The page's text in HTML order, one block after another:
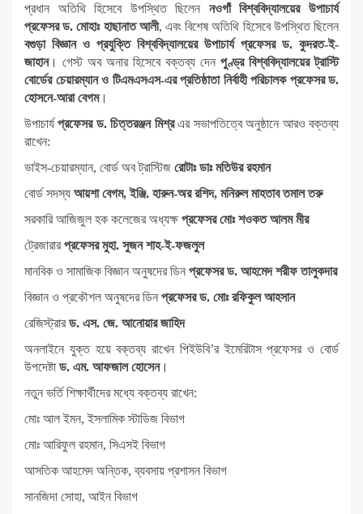
প্রধান অতিথি হিসেবে উপস্থিত ছিলেন নওগাঁ বিশ্ববিদ্যালয়ের উপাচার্য
প্রফেসর ড. মোহাঃ হাছানাত আলী, এবং বিশেষ অতিথি হিসেবে উপস্থিত ছিলেন
বগুড়া বিজ্ঞান ও প্রযুক্তি বিশ্ববিদ্যালয়ের উপাচার্য প্রফেসর ড. কুদরত-ই-
জাহান। গেস্ট অব অনার হিসেবে বক্তব্য দেন পুণ্ড্র বিশ্ববিদ্যালয়ের ট্রাস্টি
বোর্ডের চেয়ারম্যান ও টিএমএসএস-এর প্রতিষ্ঠাতা নির্বাহী পরিচালক প্রফেসর ড.
হোসনে-আরা বেগম।
উপাচার্যপ্রফেসর ড. চিত্তরঞ্জন মিশ্রএর সভাপতিত্বে অনুষ্ঠানে আরও বক্তব্য
রাখেন:
ভাইস-চেয়ারম্যান, বোর্ড অব ট্রাস্টিজ রোটাঃ ডাঃ মতিউর রহমান
বোর্ড সদস্য আয়শা বেগম, ইঞ্জি. হারুন-অর রশিদ, মনিরুল মাহতাব তমাল তরু
সরকারি আজিজুল হক কলেজের অধ্যক্ষপ্রফেসর মোঃ শওকত আলম মীর
ট্রেজারারপ্রফেসর মুহা. সুজন শাহ-ই-ফজলুল
মানবিক ও সামাজিক বিজ্ঞান অনুষদের ডিন প্রফেসর ড. আহমেদ শরীফ তালুকদার
বিজ্ঞান ও প্রকৌশল অনুষদের ডিন প্রফেসর ড. মোঃ রফিকুল আহসান
রেজিস্ট্রারড. এস. জে. আনোয়ার জাহিদ
অনলাইনে যুক্ত হয়ে বক্তব্য রাখেন পিইউবি’র ইমেরিটাস প্রফেসর ও বোর্ড
উপদেষ্টা ড. এম. আফজাল হোসেন।
নতুন ভর্তি শিক্ষার্থীদের মধ্যে বক্তব্য রাখেন:
মোঃ আল ইমন, ইসলামিক স্টাডিজ বিভাগ
মোঃ আরিফুল রহমান, সিএসই বিভাগ
আসতিক আহমেদ অন্তিক, ব্যবসায় প্রশাসন বিভাগ
সানজিদা সোহা, আইন বিভাগ